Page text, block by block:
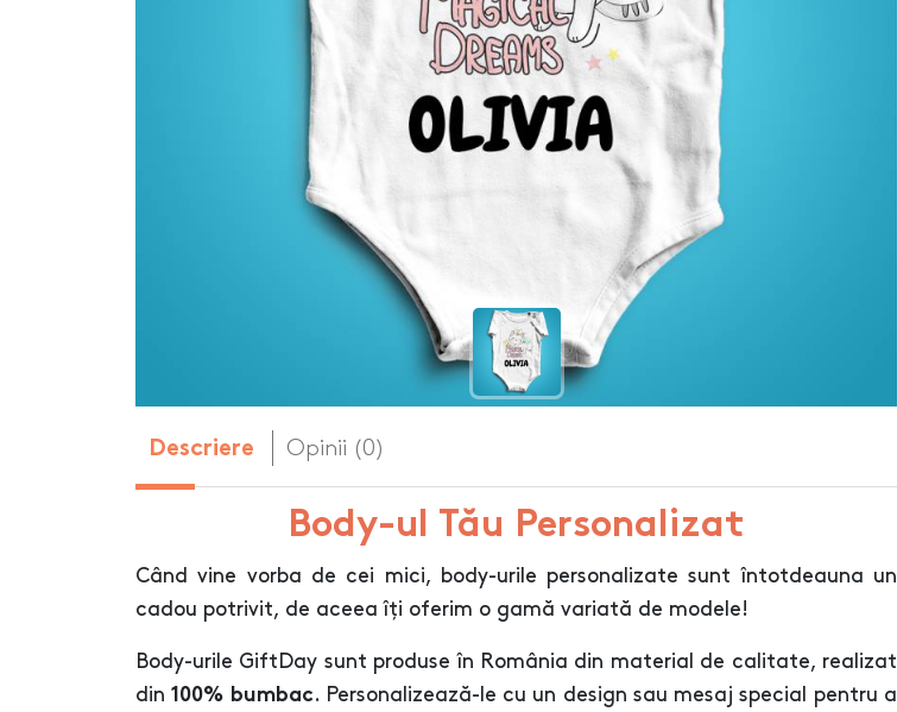
Body-uri copii personalizate
Dop personalizat pentru sticla
de vin
Dozatoare de sapun
Genti de plaja personalizate
Genti sport personalizate
HOT
PetGift
Penare personalizate
Perne personalizate
Placi de ardezie personalizate
Portfarduri personalizate
Prosoape de bumbac
personalizate
Descriere Opinii (0)
Body-ul Tău Personalizat
Când vine vorba de cei mici, body-urile personalizate sunt întotdeauna un
cadou potrivit, de aceea îți oferim o gamă variată de modele!
Body-urile GiftDay sunt produse în România din material de calitate, realizat
din100% bumbac. Personalizează-le cu un design sau mesaj special pentru a